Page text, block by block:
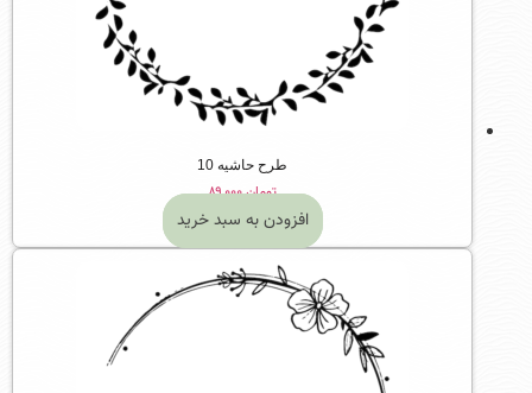
طرح حاشیه 10
تومان۸۹,۰۰۰
افزودن به سبد خرید